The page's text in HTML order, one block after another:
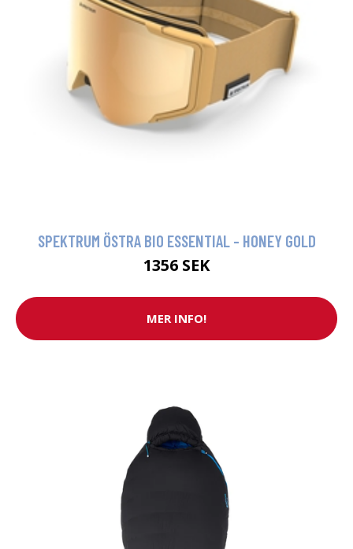
SPEKTRUM ÖSTRA BIO ESSENTIAL - HONEY GOLD
1356 SEK
MER INFO!